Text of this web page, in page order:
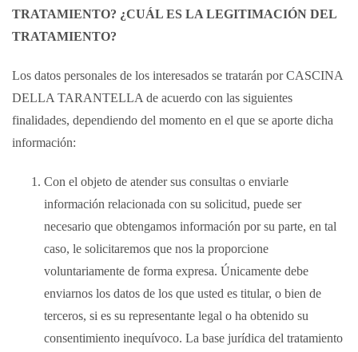
TRATAMIENTO? ¿CUÁL ES LA LEGITIMACIÓN DEL
TRATAMIENTO?
Los datos personales de los interesados se tratarán por CASCINA
DELLA TARANTELLA de acuerdo con las siguientes
finalidades, dependiendo del momento en el que se aporte dicha
información:
Con el objeto de atender sus consultas o enviarle
información relacionada con su solicitud, puede ser
necesario que obtengamos información por su parte, en tal
caso, le solicitaremos que nos la proporcione
voluntariamente de forma expresa. Únicamente debe
enviarnos los datos de los que usted es titular, o bien de
terceros, si es su representante legal o ha obtenido su
consentimiento inequívoco. La base jurídica del tratamiento